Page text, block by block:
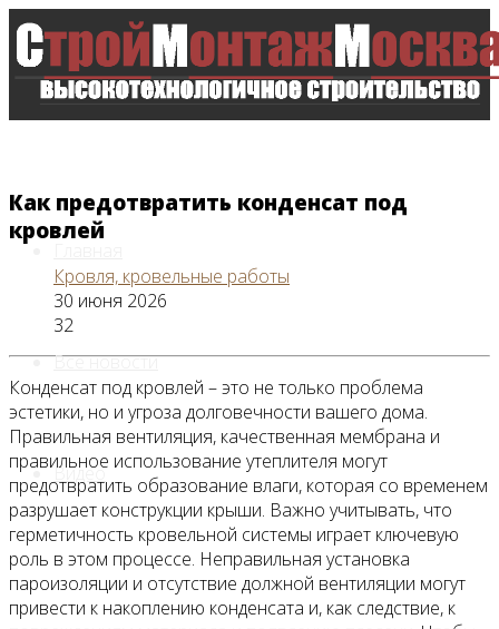
Все новости
Видео
Как предотвратить конденсат под
кровлей
Кровля, кровельные работы
30 июня 2026
32
Конденсат под кровлей – это не только проблема
эстетики, но и угроза долговечности вашего дома.
Правильная вентиляция, качественная мембрана и
правильное использование утеплителя могут
предотвратить образование влаги, которая со временем
разрушает конструкции крыши. Важно учитывать, что
герметичность кровельной системы играет ключевую
роль в этом процессе. Неправильная установка
пароизоляции и отсутствие должной вентиляции могут
привести к накоплению конденсата и, как следствие, к